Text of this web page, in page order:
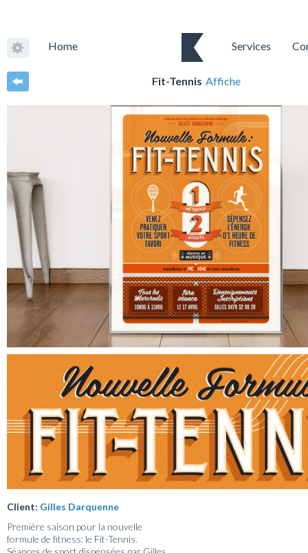
Home Services
Fit-Tennis Affiche
Client: Gilles Darquenne
Première saison pour la nouvelle
formule de fitness: le Fit-Tennis.